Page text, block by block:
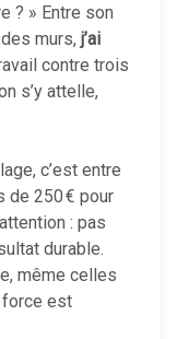
? » Entre son
murs, j’ai
contre trois
s’y attelle,
c’est entre
de 250 € pour
: pas
durable.
même celles
force est